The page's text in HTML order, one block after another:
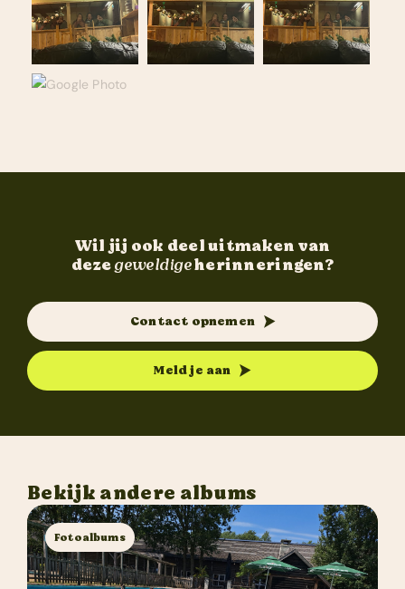
Wil jij ook deel uitmaken van
dezegeweldigeherinneringen?
Contact opnemen
Meld je aan
Bekijk andere albums
Fotoalbums